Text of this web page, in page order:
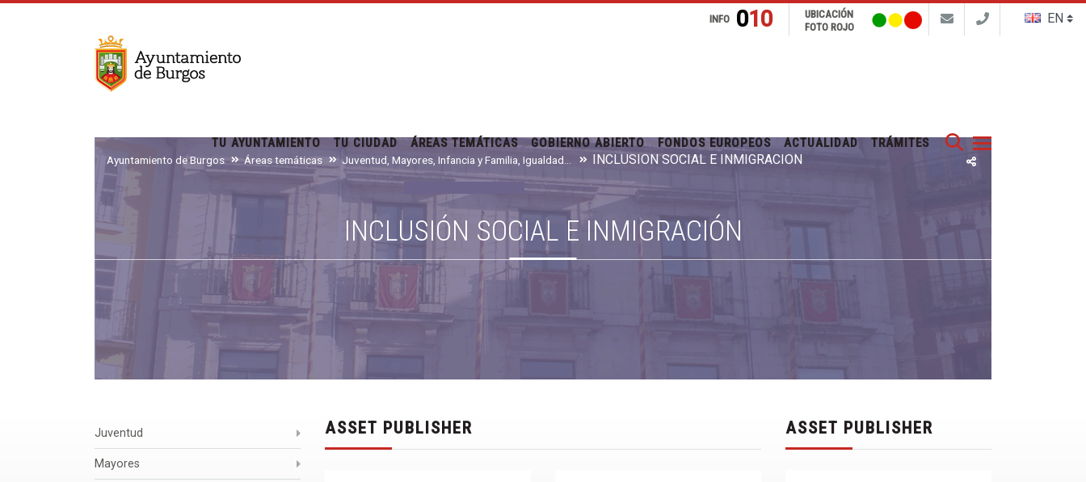
Buscar
INFO 010
UBICACIÓN
FOTO ROJO
TU AYUNTAMIENTO TU CIUDAD ÁREAS TEMÁTICAS GOBIERNO ABIERTO FONDOS EUROPEOS ACTUALIDAD TRÁMITES
Ayuntamiento de Burgos Áreas temáticas INCLUSIÓN SOCIAL E INMIGRACIÓN
INCLUSIÓN SOCIAL E INMIGRACIÓN
Juventud
Mayores
ASSET PUBLISHER ASSET PUBLISHER